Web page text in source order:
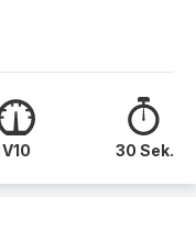
V10 30 Sek.